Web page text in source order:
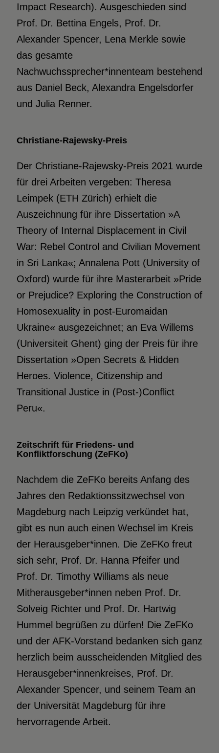
Impact Research). Ausgeschieden sind
Prof. Dr. Bettina Engels, Prof. Dr.
Alexander Spencer, Lena Merkle sowie
das gesamte
Nachwuchssprecher*innenteam bestehend
aus Daniel Beck, Alexandra Engelsdorfer
und Julia Renner.
Christiane-Rajewsky-Preis
Der Christiane-Rajewsky-Preis 2021 wurde
für drei Arbeiten vergeben: Theresa
Leimpek (ETH Zürich) erhielt die
Auszeichnung für ihre Dissertation »A
Theory of Internal Displacement in Civil
War: Rebel Control and Civilian Movement
in Sri Lanka«; Annalena Pott (University of
Oxford) wurde für ihre Masterarbeit »Pride
or Prejudice? Exploring the Construction of
Homosexuality in post-Euromaidan
Ukraine« ausgezeichnet; an Eva Willems
(Universiteit Ghent) ging der Preis für ihre
Dissertation »Open Secrets & Hidden
Heroes. Violence, Citizenship and
Transitional Justice in (Post-)Conflict
Peru«.
Zeitschrift für Friedens- und
Konfliktforschung (ZeFKo)
Nachdem die ZeFKo bereits Anfang des
Jahres den Redaktionssitzwechsel von
Magdeburg nach Leipzig verkündet hat,
gibt es nun auch einen Wechsel im Kreis
der Herausgeber*innen. Die ZeFKo freut
sich sehr, Prof. Dr. Hanna Pfeifer und
Prof. Dr. Timothy Williams als neue
Mitherausgeber*innen neben Prof. Dr.
Solveig Richter und Prof. Dr. Hartwig
Hummel begrüßen zu dürfen! Die ZeFKo
und der AFK-Vorstand bedanken sich ganz
herzlich beim ausscheidenden Mitglied des
Herausgeber*innenkreises, Prof. Dr.
Alexander Spencer, und seinem Team an
der Universität Magdeburg für ihre
hervorragende Arbeit.